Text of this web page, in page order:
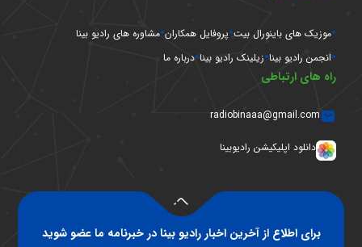
موزیک های باینورال بیت پروفایل همکاران مشاوره های رادیو بینا
انجمن رادیو بینا زیلینک رادیو بینا درباره ما
راه های ارتباطی
radiobinaaa@gmail.com
دانلود اپلیکیشن رادیوبینا
برای اطلاع از آخرین اخبار رادیو بینا در خبرنامه ما عضو شوید